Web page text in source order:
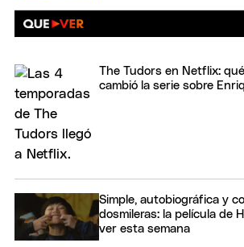
The Tudors en Netflix:
cambió la serie sobre
Simple, autobiográfica y
dosmileras: la película de
ver esta semana